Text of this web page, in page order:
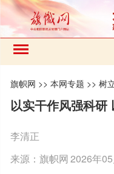
旗帜网 >>本网专题 >>树
以实干作风强科研
李清正
来源：旗帜网2026年